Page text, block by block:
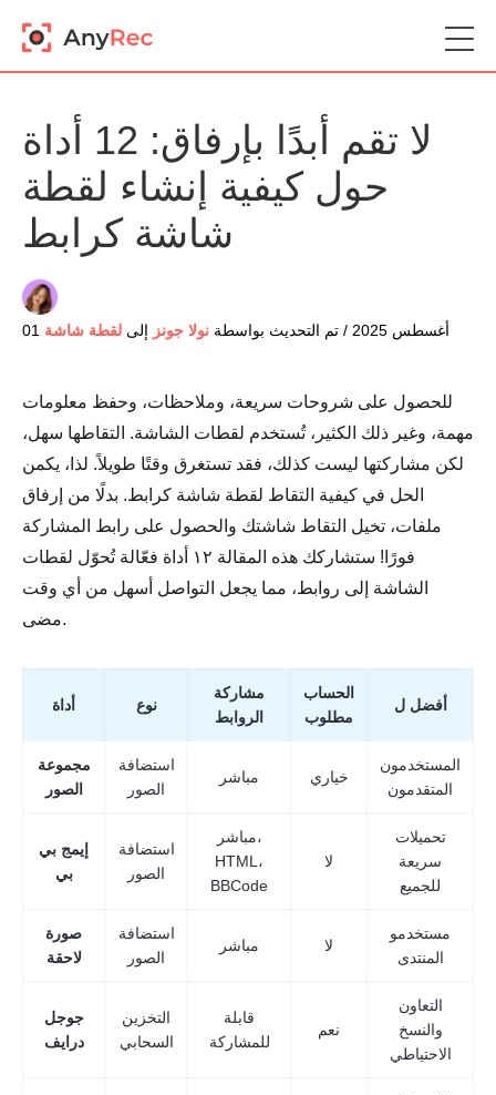
لا تقم أبدًا بإرفاق: 12 أداة
حول كيفية إنشاء لقطة
شاشة كرابط
01 أغسطس 2025 / تم التحديث بواسطة نولا جونز إلى لقطة شاشة
للحصول على شروحات سريعة، وملاحظات، وحفظ معلومات
مهمة، وغير ذلك الكثير، تُستخدم لقطات الشاشة. التقاطها سهل،
لكن مشاركتها ليست كذلك، فقد تستغرق وقتًا طويلاً. لذا، يكمن
الحل في كيفية التقاط لقطة شاشة كرابط. بدلًا من إرفاق
ملفات، تخيل التقاط شاشتك والحصول على رابط المشاركة
فورًا! ستشاركك هذه المقالة ١٢ أداة فعّالة تُحوّل لقطات
الشاشة إلى روابط، مما يجعل التواصل أسهل من أي وقت
مضى.
أداة نوع
مشاركة
الروابط
الحساب
مطلوب
أفضل ل
مجموعة
الصور
استضافة
الصور
مباشر خياري
المستخدمون
المتقدمون
إيمج بي
بي
استضافة
الصور
مباشر،
HTML،
BBCode
لا
تحميلات
سريعة
للجميع
صورة
لاحقة
استضافة
الصور
مباشر لا
مستخدمو
المنتدى
جوجل
درايف
التخزين
السحابي
قابلة
للمشاركة
نعم
التعاون
والنسخ
الاحتياطي